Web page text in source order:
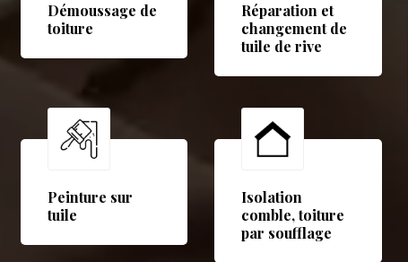
Démoussage de
toiture
Réparation et
changement de
tuile de rive
Peinture sur
tuile
Isolation
comble, toiture
par soufflage